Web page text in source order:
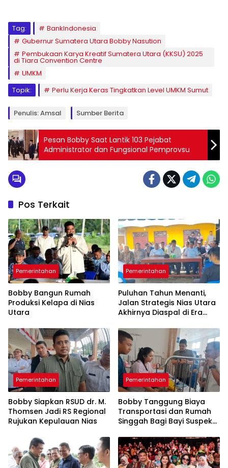
Tag:
BankIndonesia
Gubernur Sumatera Utara Bobby Nasution
Pembukaan Karya Kreatif Sumatera Utara (KKSU) 2025
di Tiara Convention Centre
UMKM
Topik:
Perlu Kerja Keras Tingkatkan Level UMKM Sumut
Penulis: Amsal Sumber Berita
Pesan Bobby Saat Lantik 103 Pejabat
Administrator dan Fungsional Pemprovsu
Pos Terkait
Pemerintahan
Bobby Bangun Rumah
Produksi Kelapa di Nias
Utara
Pemerintahan
Puluhan Tahun Menanti,
Jalan Strategis Nias Utara
Akhirnya Diaspal di Era
Pemerintahan
Bobby Siapkan RSUD dr. M.
Thomsen Jadi RS Regional
Rujukan Kepulauan Nias
Pemerintahan
Bobby Tanggung Biaya
Transportasi dan Rumah
Singgah Bagi Bayi Suspek
ke Medan